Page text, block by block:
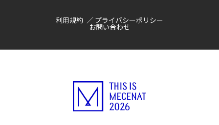
利用規約 プライバシーポリシー
お問い合わせ